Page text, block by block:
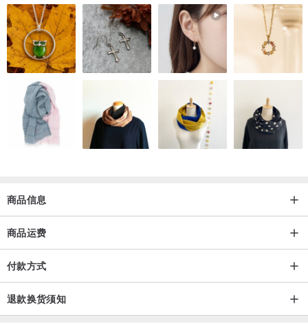
6、完美主义者以上请三思后，可以接受再请下标，感恩您😇
商品信息
商品运费
付款方式
退款换货须知